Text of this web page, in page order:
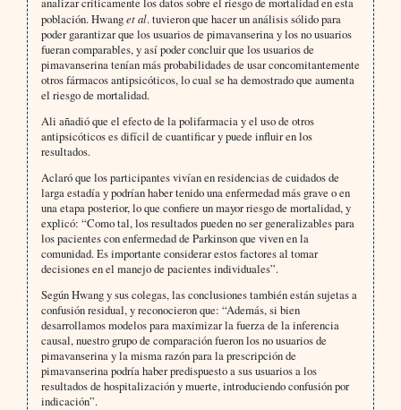
población. Hwanget al. tuvieron que hacer un análisis sólido para
poder garantizar que los usuarios de pimavanserina y los no usuarios
fueran comparables, y así poder concluir que los usuarios de
pimavanserina tenían más probabilidades de usar concomitantemente
otros fármacos antipsicóticos, lo cual se ha demostrado que aumenta
el riesgo de mortalidad.
Ali añadió que el efecto de la polifarmacia y el uso de otros
antipsicóticos es difícil de cuantificar y puede influir en los
resultados.
Aclaró que los participantes vivían en residencias de cuidados de
larga estadía y podrían haber tenido una enfermedad más grave o en
una etapa posterior, lo que confiere un mayor riesgo de mortalidad, y
explicó: “Como tal, los resultados pueden no ser generalizables para
los pacientes con enfermedad de Parkinson que viven en la
comunidad. Es importante considerar estos factores al tomar
decisiones en el manejo de pacientes individuales”.
Según Hwang y sus colegas, las conclusiones también están sujetas a
confusión residual, y reconocieron que: “Además, si bien
desarrollamos modelos para maximizar la fuerza de la inferencia
causal, nuestro grupo de comparación fueron los no usuarios de
pimavanserina y la misma razón para la prescripción de
pimavanserina podría haber predispuesto a sus usuarios a los
resultados de hospitalización y muerte, introduciendo confusión por
indicación”.